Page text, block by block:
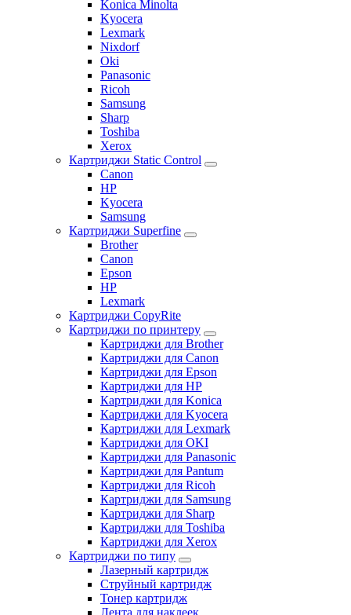
Konica Minolta
Kyocera
Lexmark
Nixdorf
Oki
Panasonic
Ricoh
Samsung
Sharp
Toshiba
Xerox
Картриджи Static Control
Canon
HP
Kyocera
Samsung
Картриджи Superfine
Brother
Canon
Epson
HP
Lexmark
Картриджи CopyRite
Картриджи по принтеру
Картриджи для Brother
Картриджи для Canon
Картриджи для Epson
Картриджи для HP
Картриджи для Konica
Картриджи для Kyocera
Картриджи для Lexmark
Картриджи для OKI
Картриджи для Panasonic
Картриджи для Pantum
Картриджи для Ricoh
Картриджи для Samsung
Картриджи для Sharp
Картриджи для Toshiba
Картриджи для Xerox
Картриджи по типу
Лазерный картридж
Струйный картридж
Тонер картридж
Лента для наклеек